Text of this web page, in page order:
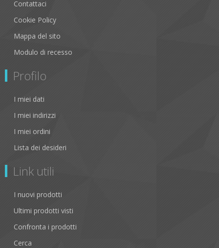
Contattaci
Cookie Policy
Mappa del sito
Modulo di recesso
Profilo
I miei dati
I miei indirizzi
I miei ordini
Lista dei desideri
Link utili
I nuovi prodotti
Ultimi prodotti visti
Confronta i prodotti
Cerca